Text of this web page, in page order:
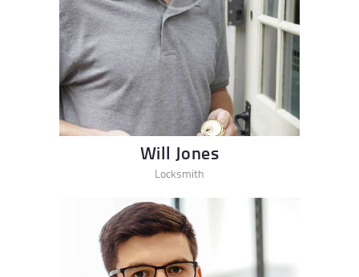
Will Jones
Locksmith